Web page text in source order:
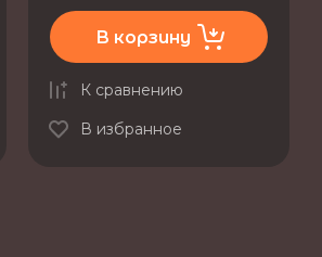
В корзину
К сравнению
В избранное